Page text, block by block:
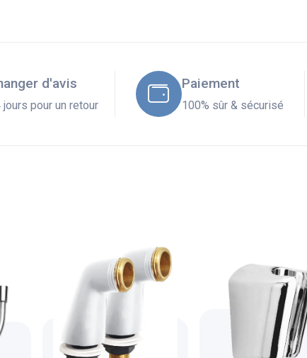
d'avis
jours pour un retour
Paiement
100% sûr & sécurisé